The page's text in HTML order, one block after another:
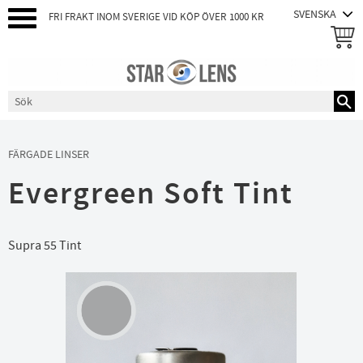
FRI FRAKT INOM SVERIGE VID KÖP ÖVER 1000 KR
FÄRGADE LINSER
Evergreen Soft Tint
Supra 55 Tint